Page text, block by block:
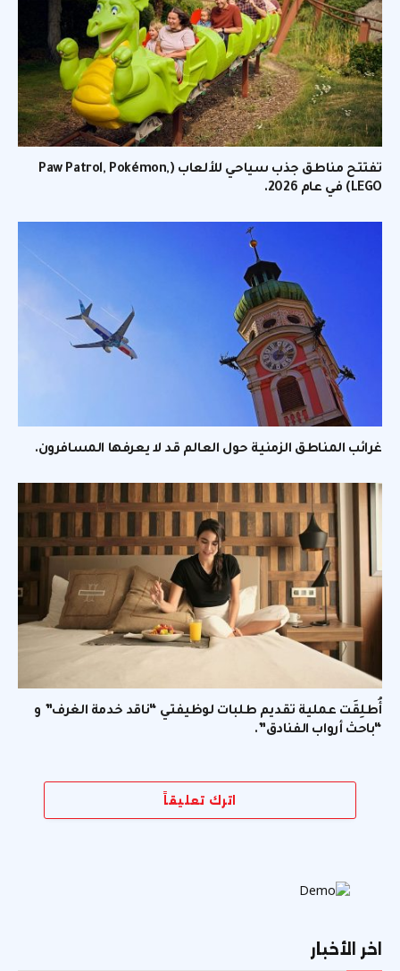
تفتتح مناطق جذب سياحي للألعاب (Paw Patrol, Pokémon,
LEGO) في عام 2026.
غرائب المناطق الزمنية حول العالم قد لا يعرفها المسافرون.
أُطلِقَت عملية تقديم طلبات لوظيفتي “ناقد خدمة الغرف” و
“باحث أرواب الفنادق”.
اترك تعليقاً
اخر الأخبار